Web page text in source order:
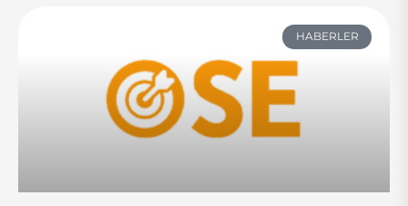
HABERLER